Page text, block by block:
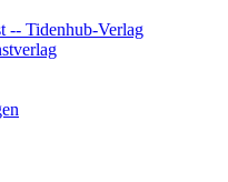
-- Tidenhub-Verlag